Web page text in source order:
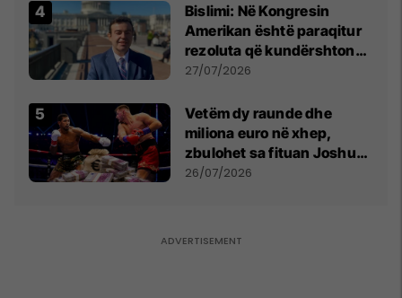
Bislimi: Në Kongresin
Amerikan është paraqitur
rezoluta që kundërshton
mbajtjen e Asamblesë
në Beograd
27/07/2026
Vetëm dy raunde dhe
miliona euro në xhep,
zbulohet sa fituan Joshua
e Prenga
26/07/2026